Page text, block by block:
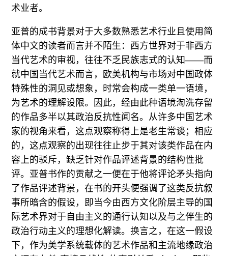
术业者。
亚普的成书背景对于大多数熟悉艺术行业且使用简
体中文的读者而言并不陌生：西方世界对于非西方
当代艺术的审视，往往不乏民族志式的认知——而
就中国当代艺术而言，欧美机构与市场对中国政体
特殊性的洞见或想象，时常会构成一类单一语境，
为艺术的理解设限。因此，经由此种语境淘洗存留
的作品多半以其政治反抗性闻名。从许多中国艺术
家的视角来看，这点观察称得上是老生常谈；相应
的，这点观察的出现往往止步于其对该类作品在内
容上的驳斥，缺乏针对作品评述背景的结构性批
评。亚普书作的贡献之一便在于他将评论矛头指向
了作品评述背景，在书的开头便强调了这类反抗叙
事所暗含的假设，即当今由西方文化阶层主导的国
际艺术界对于自由主义的通行认知以及与之伴生的
政治行动主义的理想化解读。换言之，在这一假设
下，作为美学系统载体的艺术作品和主流地缘政治